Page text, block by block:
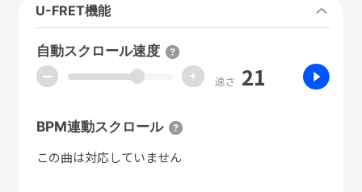
U-FRET機能
自動スクロール速度
ー + 速さ 21
BPM連動スクロール
この曲は対応していません